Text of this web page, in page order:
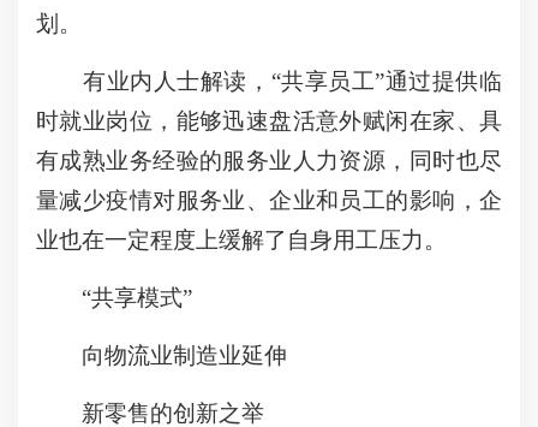
划。
有业内人士解读，“共享员工”通过提供临
时就业岗位，能够迅速盘活意外赋闲在家、具
有成熟业务经验的服务业人力资源，同时也尽
量减少疫情对服务业、企业和员工的影响，企
业也在一定程度上缓解了自身用工压力。
“共享模式”
向物流业制造业延伸
新零售的创新之举